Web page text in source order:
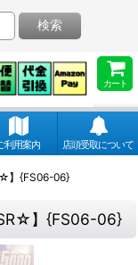
カート
検索
利用案内 店頭受取について
】{FS06-06}
SR☆】{FS06-06}